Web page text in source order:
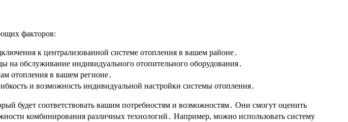
факторов:
к централизованной системе отопления в вашем районе․
на обслуживание индивидуального отопительного оборудования․
отопления в вашем регионе․
и возможность индивидуальной настройки системы отопления․
будет соответствовать вашим потребностям и возможностям․ Они смогут оценить
комбинирования различных технологий․ Например, можно использовать систему